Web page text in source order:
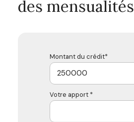
des mensualités
Montant du crédit*
Votre apport *